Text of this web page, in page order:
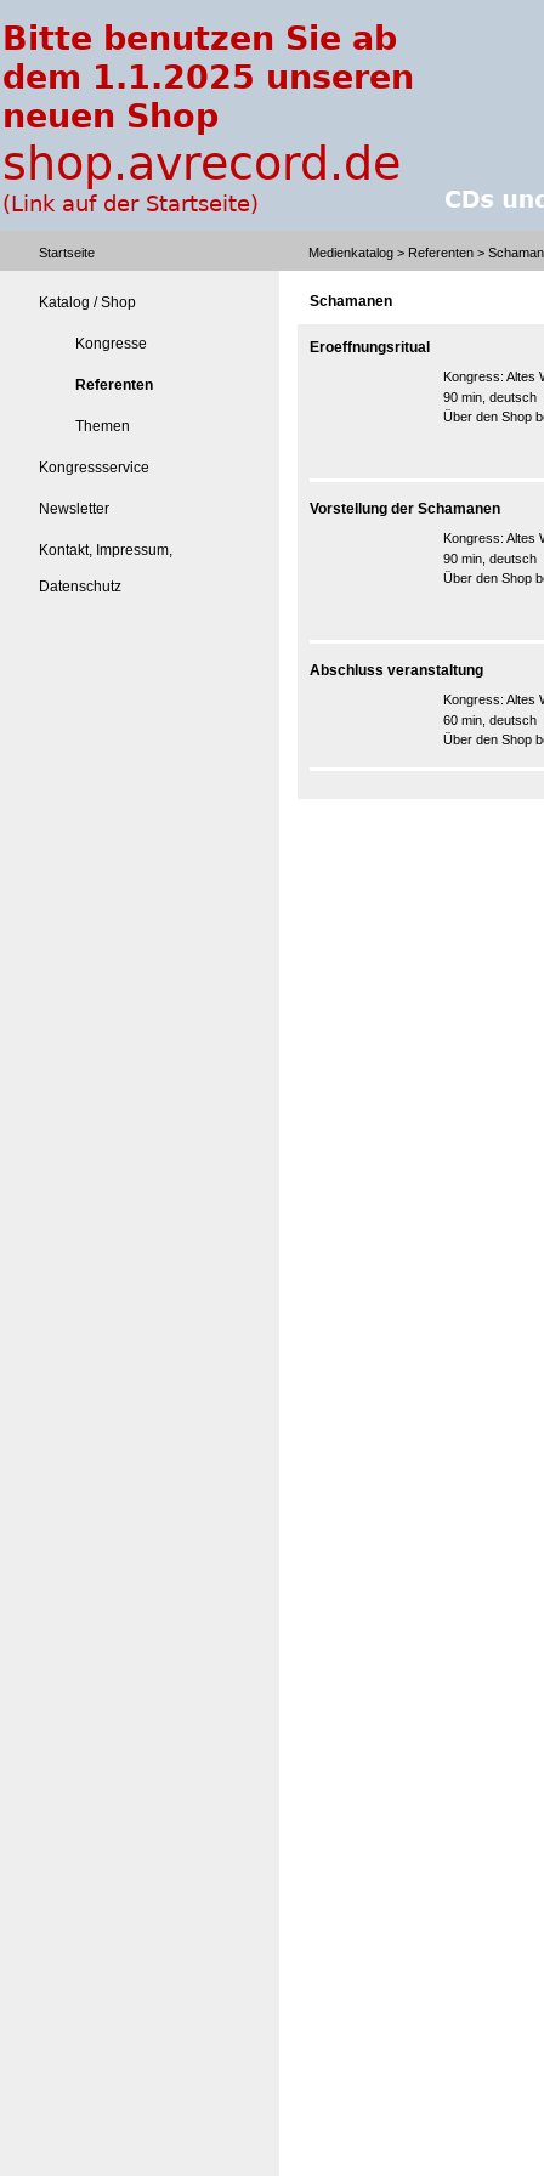
Startseite Medienkatalog > Referenten >
Katalog / Shop
Kongresse
Referenten
Themen
Kongressservice
Newsletter
Kontakt, Impressum,
Datenschutz
Schamanen
Eroeffnungsritual
Kongress: Altes
90 min, deutsch
Über den Shop
Vorstellung der Schamanen
Kongress: Altes
90 min, deutsch
Über den Shop
Abschluss veranstaltung
Kongress: Altes
60 min, deutsch
Über den Shop